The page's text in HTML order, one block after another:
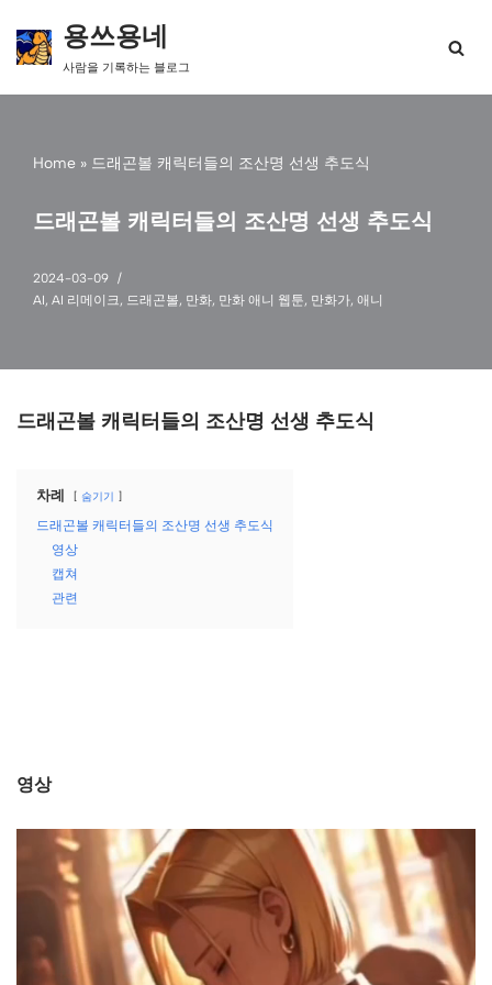
콘
용쓰용네
사람을 기록하는 블로그
Home » 드래곤볼 캐릭터들의 조산명 선생 추도식
드래곤볼 캐릭터들의 조산명 선생 추도식
2024-03-09
AI, AI 리메이크, 드래곤볼, 만화, 만화 애니 웹툰, 만화가, 애니
드래곤볼 캐릭터들의 조산명 선생 추도식
차례 숨기기
드래곤볼 캐릭터들의 조산명 선생 추도식
영상
캡쳐
관련
영상